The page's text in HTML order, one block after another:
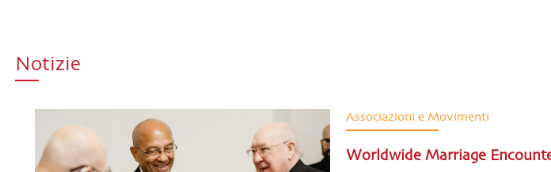
Notizie
Associazioni e Movimenti
Worldwide Marriage